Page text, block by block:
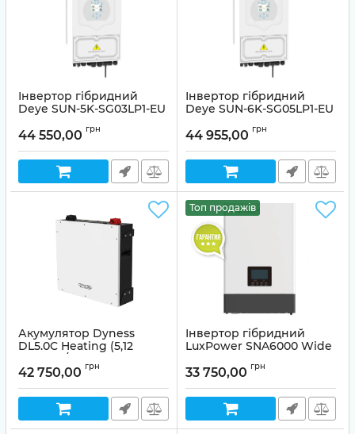
Інвертор гібридний
Deye SUN-5K-SG03LP1-EU
Артикул: 00000020435
44 550,00 грн
Інвертор гібридний
Deye SUN-6K-SG05LP1-EU
Артикул: 00000020436
44 955,00 грн
Акумулятор Dyness
DL5.0C Heating (5,12
кВт·год / 51,2 В)
42 750,00 грн
Топ продажів
Інвертор гібридний
LuxPower SNA6000 Wide
Артикул: 00000019181
33 750,00 грн